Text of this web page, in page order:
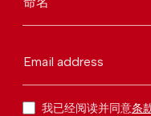
Email address
我已经阅读并同意条